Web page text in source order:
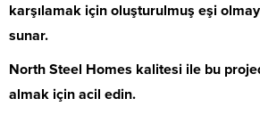
karşılamak için oluşturulmuş eşi
sunar.
North Steel Homes kalitesi ile bu
almak için acil edin.